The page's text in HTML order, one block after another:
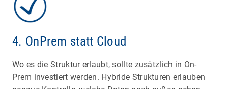
4. OnPrem statt Cloud
Wo es die Struktur erlaubt, sollte zusätzlich in On-
Prem investiert werden. Hybride Strukturen erlauben